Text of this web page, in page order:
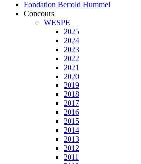
Fondation Bertold Hummel
Concours
WESPE
2025
2024
2023
2022
2021
2020
2019
2018
2017
2016
2015
2014
2013
2012
2011